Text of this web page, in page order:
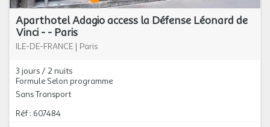
Aparthotel Adagio access la Défense Léonard de
Vinci - - Paris
ILE-DE-FRANCE | Paris
3 jours / 2 nuits
Formule Selon programme
Sans Transport
Réf : 607484